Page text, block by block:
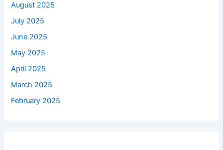
August 2025
July 2025
June 2025
May 2025
April 2025
March 2025
February 2025